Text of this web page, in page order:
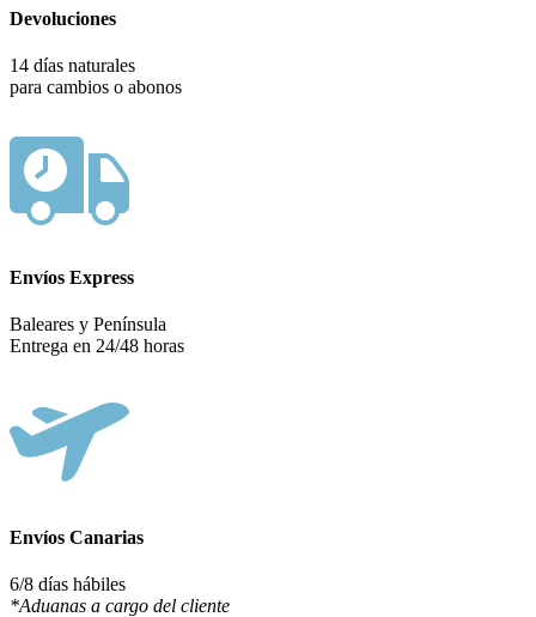
Devoluciones
14 días naturales
para cambios o abonos
Envíos Express
Baleares y Península
Entrega en 24/48 horas
Envíos Canarias
6/8 días hábiles
*Aduanas a cargo del cliente